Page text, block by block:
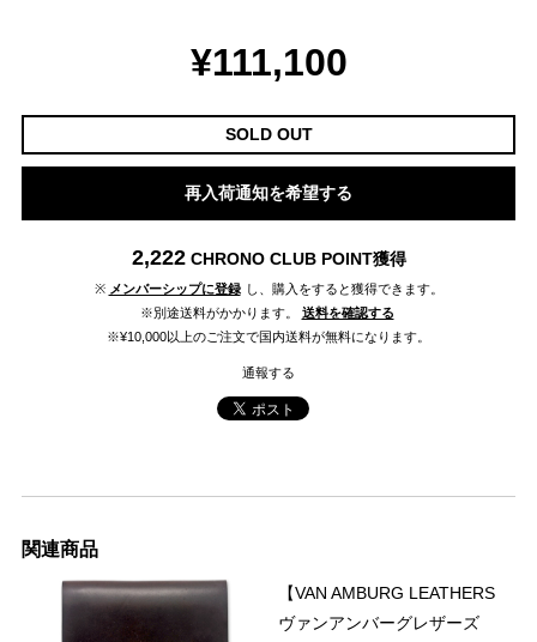
¥111,100
SOLD OUT
再入荷通知を希望する
2,222 CHRONO CLUB POINT獲得
※ メンバーシップに登録 し、購入をすると獲得できます。
※別途送料がかかります。
送料を確認する
※¥10,000以上のご注文で国内送料が無料になります。
通報する
関連商品
【VAN AMBURG LEATHERS
ヴァンアンバーグレザーズ